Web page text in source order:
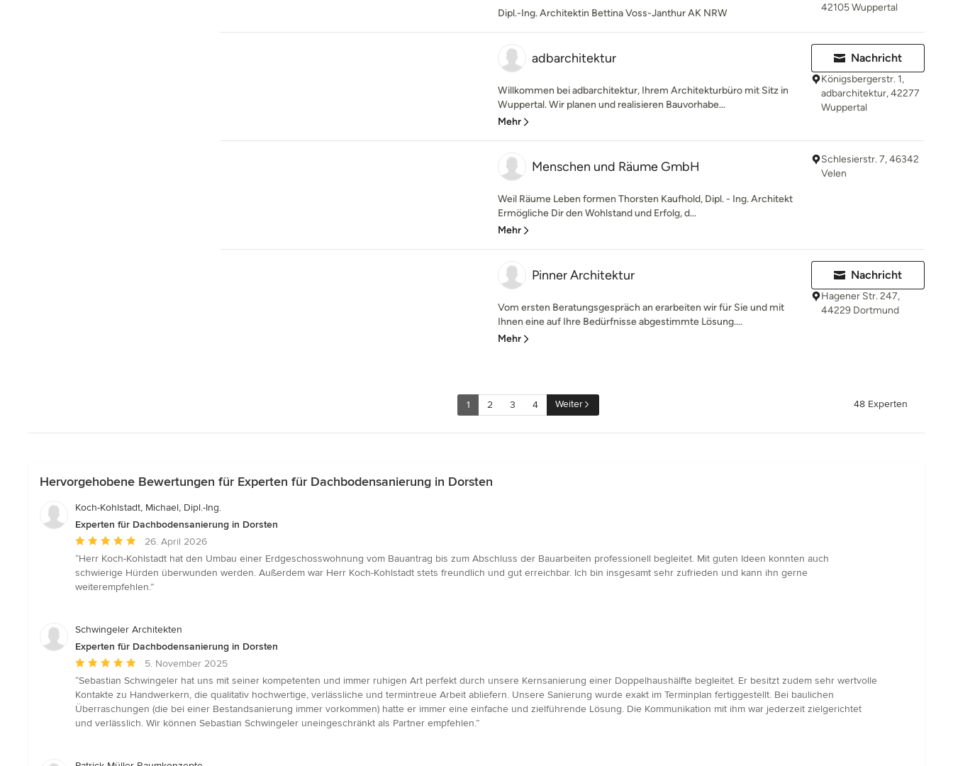
Dipl.-Ing. Architektin Bettina Voss-Janthur AK NRW
42105 Wuppertal
adbarchitektur
Willkommen bei adbarchitektur, Ihrem Architekturbüro mit Sitz in
Wuppertal. Wir planen und realisieren Bauvorhabe...
Mehr
Nachricht
Königsbergerstr. 1,
adbarchitektur, 42277
Wuppertal
Menschen und Räume GmbH
Weil Räume Leben formen Thorsten Kaufhold, Dipl. - Ing. Architekt
Ermögliche Dir den Wohlstand und Erfolg, d...
Mehr
Schlesierstr. 7, 46342
Velen
Pinner Architektur
Vom ersten Beratungsgespräch an erarbeiten wir für Sie und mit
Ihnen eine auf Ihre Bedürfnisse abgestimmte Lösung....
Mehr
Nachricht
Hagener Str. 247,
44229 Dortmund
1 2 3 4 Weiter 48 Experten
Hervorgehobene Bewertungen für Experten für Dachbodensanierung in Dorsten
Koch-Kohlstadt, Michael, Dipl.-Ing.
Experten für Dachbodensanierung in Dorsten
Durchschnittliche
Bewertung:
5
von
26. April 2026
“Herr Koch-Kohlstadt hat den Umbau einer Erdgeschosswohnung vom Bauantrag bis zum Abschluss der Bauarbeiten professionell begleitet. Mit guten Ideen konnten auch
schwierige Hürden überwunden werden. Außerdem war Herr Koch-Kohlstadt stets freundlich und gut erreichbar. Ich bin insgesamt sehr zufrieden und kann ihn gerne
weiterempfehlen.”
Schwingeler Architekten
Experten für Dachbodensanierung in Dorsten
Durchschnittliche
Bewertung:
5
von
5
5. November 2025
“Sebastian Schwingeler hat uns mit seiner kompetenten und immer ruhigen Art perfekt durch unsere Kernsanierung einer Doppelhaushälfte begleitet. Er besitzt zudem sehr wertvolle
Kontakte zu Handwerkern, die qualitativ hochwertige, verlässliche und termintreue Arbeit abliefern. Unsere Sanierung wurde exakt im Terminplan fertiggestellt. Bei baulichen
Überraschungen (die bei einer Bestandsanierung immer vorkommen) hatte er immer eine einfache und zielführende Lösung. Die Kommunikation mit ihm war jederzeit zielgerichtet
und verlässlich. Wir können Sebastian Schwingeler uneingeschränkt als Partner empfehlen.”